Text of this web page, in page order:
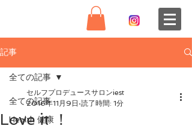
記事
全ての記事
Health 健康
全ての記事
Love it ！
セルフプロデュースサロンiest
2016年11月9日 読了時間: 1分